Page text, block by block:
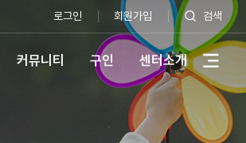
로그인 회원가입 검색
커뮤니티 구인 센터소개